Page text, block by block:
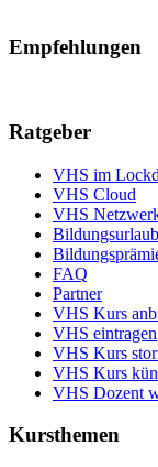
Empfehlungen
Ratgeber
VHS im
VHS Cloud
VHS
Bildungsurlaub
FAQ
Partner
VHS Kurs
VHS eintragen
VHS Kurs
VHS Kurs
VHS Dozent
Kursthemen